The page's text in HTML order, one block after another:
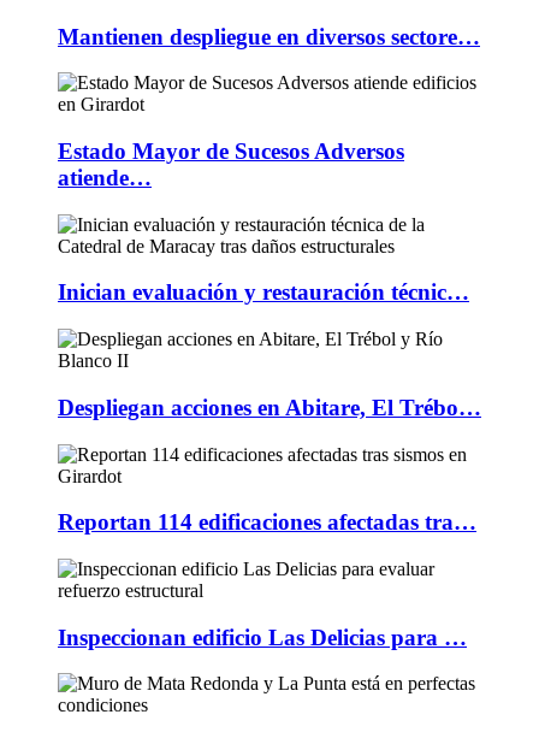
Mantienen despliegue en diversos sectore…
Estado Mayor de Sucesos Adversos
atiende…
Inician evaluación y restauración técnic…
Despliegan acciones en Abitare, El Trébo…
Reportan 114 edificaciones afectadas tra…
Inspeccionan edificio Las Delicias para …